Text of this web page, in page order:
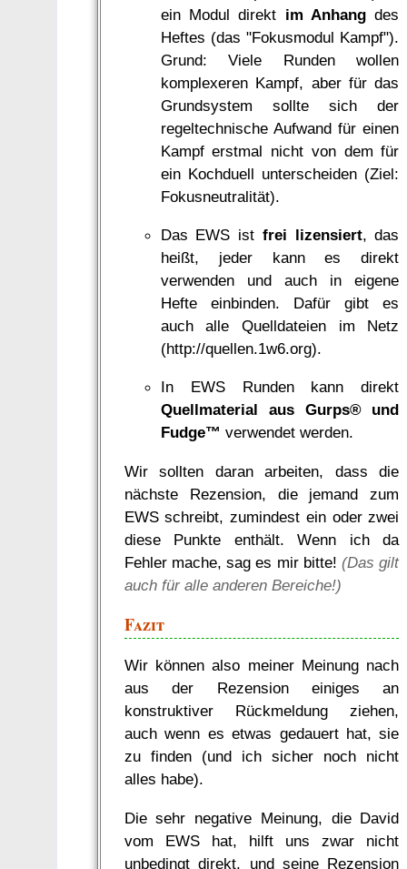
ein Modul direkt im Anhang des
Heftes (das "Fokusmodul Kampf").
Grund: Viele Runden wollen
komplexeren Kampf, aber für das
Grundsystem sollte sich der
regeltechnische Aufwand für einen
Kampf erstmal nicht von dem für
ein Kochduell unterscheiden (Ziel:
Fokusneutralität).
Das EWS ist frei lizensiert, das
heißt, jeder kann es direkt
verwenden und auch in eigene
Hefte einbinden. Dafür gibt es
auch alle Quelldateien im Netz
(http://quellen.1w6.org).
In EWS Runden kann direkt
Quellmaterial aus Gurps® und
Fudge™ verwendet werden.
Wir sollten daran arbeiten, dass die
nächste Rezension, die jemand zum
EWS schreibt, zumindest ein oder zwei
diese Punkte enthält. Wenn ich da
Fehler mache, sag es mir bitte!(Das gilt
auch für alle anderen Bereiche!)
Fazit
Wir können also meiner Meinung nach
aus der Rezension einiges an
konstruktiver Rückmeldung ziehen,
auch wenn es etwas gedauert hat, sie
zu finden (und ich sicher noch nicht
alles habe).
Die sehr negative Meinung, die David
vom EWS hat, hilft uns zwar nicht
unbedingt direkt, und seine Rezension